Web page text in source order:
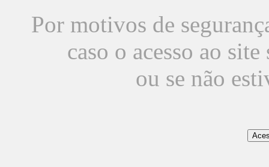
Por motivos de
caso o acesso ao
ou se não